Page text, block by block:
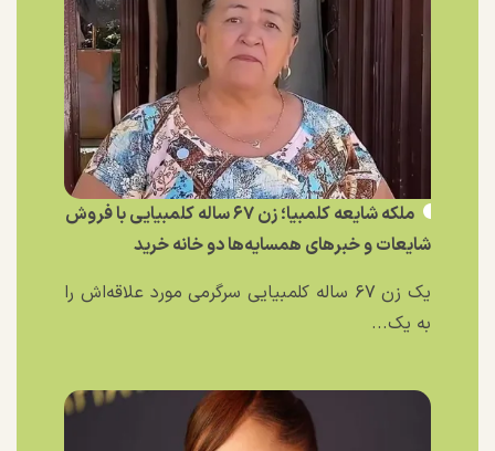
ملکه شایعه کلمبیا؛ زن ۶۷ ساله کلمبیایی با فروش
شایعات و خبر‌های همسایه‌ها دو خانه خرید
یک زن ۶۷ ساله کلمبیایی سرگرمی مورد علاقه‌اش را
به یک...